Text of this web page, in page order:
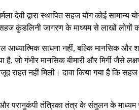
देवी द्वारा स्थापित सहज योग कोई सामान्य
कुंडलिनी जागरण के माध्यम से लाखों लोगों
आध्यात्मिक साधना नहीं, बल्कि मानसिक और
है, जो गंभीर मानसिक बीमारी और मिर्गी जैसे
राहत नहीं मिली। दावा किया गया है कि
परानुकंपी तंत्रिका तंत्र के संतुलन के माध्यम